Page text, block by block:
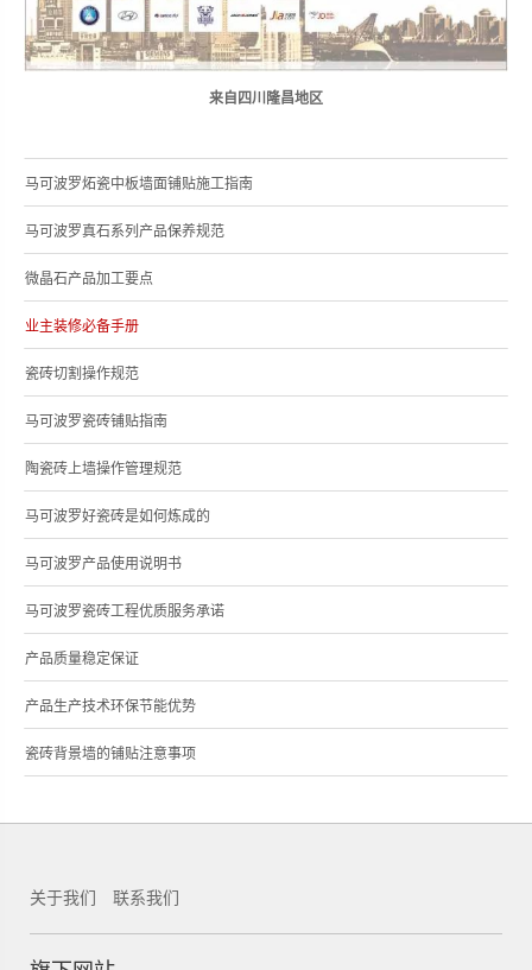
来自四川隆昌地区
马可波罗炻瓷中板墙面铺贴施工指南
马可波罗真石系列产品保养规范
微晶石产品加工要点
业主装修必备手册
瓷砖切割操作规范
马可波罗瓷砖铺贴指南
陶瓷砖上墙操作管理规范
马可波罗好瓷砖是如何炼成的
马可波罗产品使用说明书
马可波罗瓷砖工程优质服务承诺
产品质量稳定保证
产品生产技术环保节能优势
瓷砖背景墙的铺贴注意事项
关于我们 联系我们